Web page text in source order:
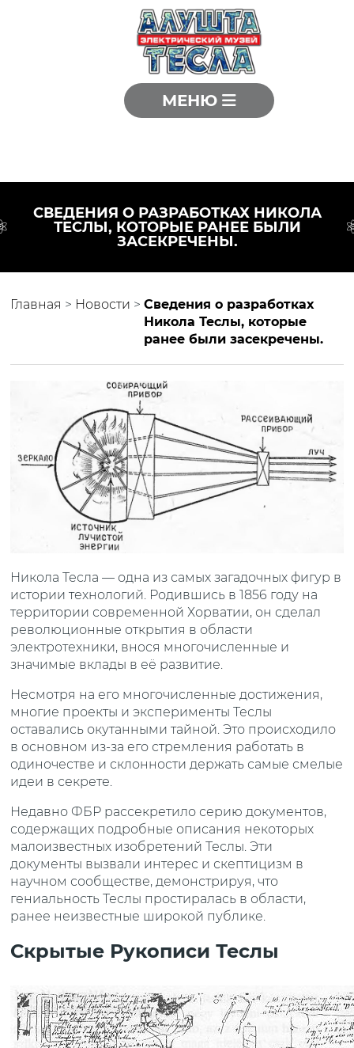
МЕНЮ
CВЕДЕНИЯ О РАЗРАБОТКАХ НИКОЛА
ТЕСЛЫ, КОТОРЫЕ РАНЕЕ БЫЛИ
ЗАСЕКРЕЧЕНЫ.
Главная > Новости >Cведения о разработках
Никола Теслы, которые
ранее были засекречены.
Никола Тесла — одна из самых загадочных фигур в
истории технологий. Родившись в 1856 году на
территории современной Хорватии, он сделал
революционные открытия в области
электротехники, внося многочисленные и
значимые вклады в её развитие.
Несмотря на его многочисленные достижения,
многие проекты и эксперименты Теслы
оставались окутанными тайной. Это происходило
в основном из-за его стремления работать в
одиночестве и склонности держать самые смелые
идеи в секрете.
Недавно ФБР рассекретило серию документов,
содержащих подробные описания некоторых
малоизвестных изобретений Теслы. Эти
документы вызвали интерес и скептицизм в
научном сообществе, демонстрируя, что
гениальность Теслы простиралась в области,
ранее неизвестные широкой публике.
Скрытые Рукописи Теслы